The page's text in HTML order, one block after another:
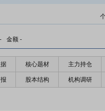
- 金额 -
核心题材 主力持仓
股本结构 机构调研